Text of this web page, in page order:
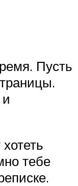
Пусть
тебе